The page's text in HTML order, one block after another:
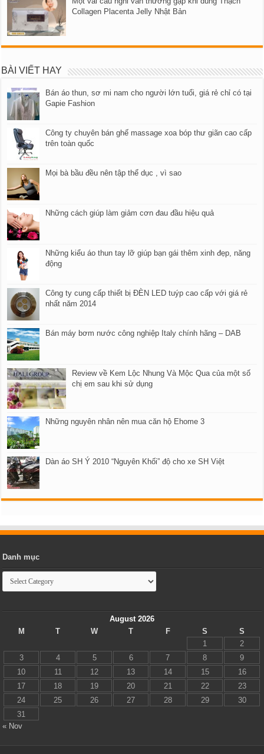
Collagen Placenta Jelly Nhật Bản
BÀI VIẾT HAY
Bán áo thun, sơ mi nam cho người lớn tuổi, giá rẻ chỉ có tại
Gapie Fashion
Công ty chuyên bán ghế massage xoa bóp thư giãn cao cấp
trên toàn quốc
Mọi bà bầu đều nên tập thể dục , vì sao
Những cách giúp làm giảm cơn đau đầu hiệu quả
Những kiểu áo thun tay lỡ giúp bạn gái thêm xinh đẹp, năng
động
Công ty cung cấp thiết bị ĐÈN LED tuýp cao cấp với giá rẻ
nhất năm 2014
Bán máy bơm nước công nghiệp Italy chính hãng – DAB
Review về Kem Lộc Nhung Và Mộc Qua của một số
chị em sau khi sử dụng
Những nguyên nhân nên mua căn hộ Ehome 3
Dàn áo SH Ý 2010 “Nguyên Khối” độ cho xe SH Việt
Danh mục
Danh
mục
August 2026
M
T W T F S
S
1
2
3
4 5 6 7 8
9
10
11 12 13 14 15
16
17
18 19 20 21 22
23
24
25 26 27 28 29
30
31
« Nov